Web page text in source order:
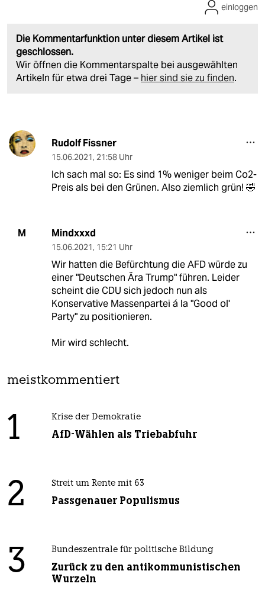
Die Kommentarfunktion unter diesem Artikel ist
geschlossen.
Wir öffnen die Kommentarspalte bei ausgewählten
Artikeln für etwa drei Tage – hier sind sie zu finden.
einloggen
Rudolf Fissner
15.06.2021, 21:58 Uhr
Ich sach mal so: Es sind 1% weniger beim Co2-
Preis als bei den Grünen. Also ziemlich grün! 🤣
M Mindxxxd
15.06.2021, 15:21 Uhr
Wir hatten die Befürchtung die AFD würde zu
einer "Deutschen Ära Trump" führen. Leider
scheint die CDU sich jedoch nun als
Konservative Massenpartei á la "Good ol'
Party" zu positionieren.
Mir wird schlecht.
meistkommentiert
1 Krise der Demokratie
AfD-Wählen als Triebabfuhr
2 Streit um Rente mit 63
Passgenauer Populismus
3 Bundeszentrale für politische Bildung
Zurück zu den antikommunistischen
Wurzeln